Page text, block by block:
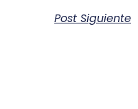
Post Siguiente